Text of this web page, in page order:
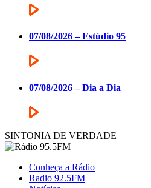
07/08/2026 – Estúdio 95
07/08/2026 – Dia a Dia
SINTONIA DE VERDADE
Conheça a Rádio
Radio 92.5FM